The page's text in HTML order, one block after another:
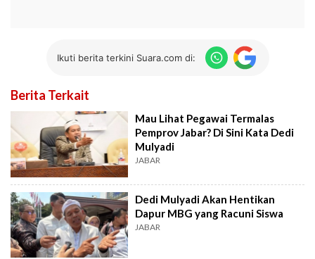
Ikuti berita terkini Suara.com di:
Berita Terkait
Mau Lihat Pegawai Termalas
Pemprov Jabar? Di Sini Kata Dedi
Mulyadi
JABAR
Dedi Mulyadi Akan Hentikan
Dapur MBG yang Racuni Siswa
JABAR